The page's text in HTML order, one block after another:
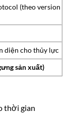
(theo version
diện cho thủy lực
sản xuất)
thời gian